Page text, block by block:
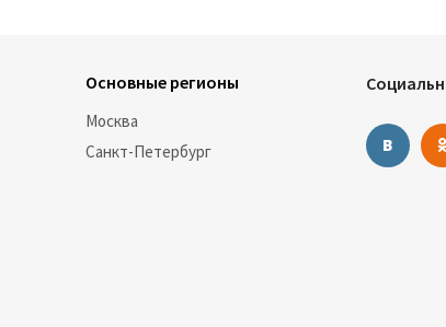
Основные регионы
Москва
Санкт-Петербург